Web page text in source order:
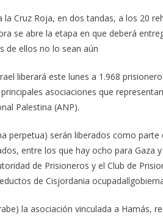
Cruz Roja, en dos tandas, a los 20
se abre la etapa en que deberá
de ellos no lo sean aún
liberará este lunes a 1.968
asociaciones que
Palestina (ANP).
perpetua) serán liberados como
entre los que hay ocho para Gaza
de Prisioneros y el Club de
de Cisjordania
la asociación vinculada a Hamás,